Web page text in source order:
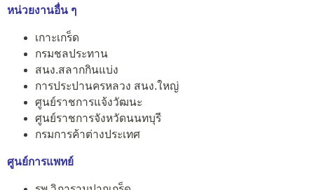
หน่วยงานอื่น ๆ
เกาะเกร็ด
กรมชลประทาน
สนง.สลากกินแบ่ง
การประปานครหลวง สนง.ใหญ่
ศูนย์ราชการแจ้งวัฒนะ
ศูนย์ราชการจังหวัดนนทบุรี
กรมการค้าต่างประเทศ
ศูนย์การแพทย์